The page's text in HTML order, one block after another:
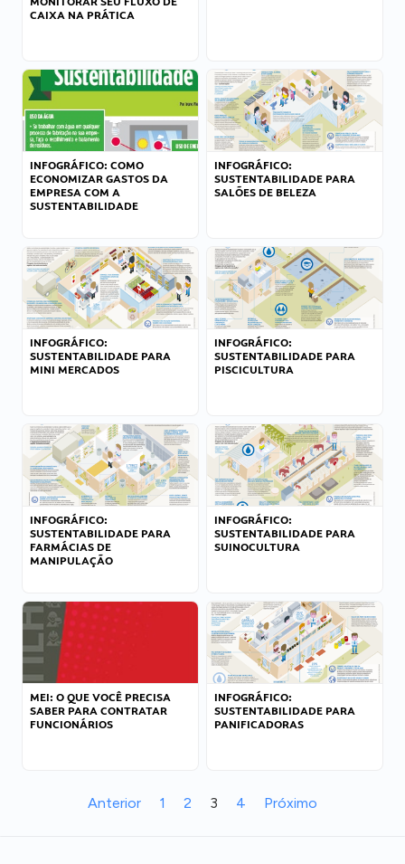
CAIXA NA PRÁTICA
INFOGRÁFICO: COMO
ECONOMIZAR GASTOS DA
EMPRESA COM A
SUSTENTABILIDADE
INFOGRÁFICO:
SUSTENTABILIDADE PARA
SALÕES DE BELEZA
INFOGRÁFICO:
SUSTENTABILIDADE PARA
MINI MERCADOS
INFOGRÁFICO:
SUSTENTABILIDADE PARA
PISCICULTURA
INFOGRÁFICO:
SUSTENTABILIDADE PARA
FARMÁCIAS DE
MANIPULAÇÃO
INFOGRÁFICO:
SUSTENTABILIDADE PARA
SUINOCULTURA
MEI: O QUE VOCÊ PRECISA
SABER PARA CONTRATAR
FUNCIONÁRIOS
INFOGRÁFICO:
SUSTENTABILIDADE PARA
PANIFICADORAS
Anterior 1 2 3 4 Próximo